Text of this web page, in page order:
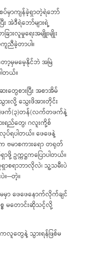
ာကျန်ခဲ့ရှာတဲ့ရဲဘော်
အဲဒီရဲဘော်များရဲ့
ြားလူမှုရေးအမျိူးမျိုး
ခဲ့တာပါ။
မှမမေ့နိုင်ဘဲ အမြဲ
ါတယ်။
တွေစားပြီး အစာအိမ်
းလို့ သွေးဖိအားတိုင်း
)ဖက်(၃)တန်(လက်တဖက်နဲ့
ရည်တွေ၊ ဂလူးကို့စ်
ပ်ရပါတယ်။ ဖေဖေနဲ့
မာစကားရော တရုတ်
ဥက္ကဋ္ဌကပြောပါတယ်။
ာစရာဘာလိုလဲ၊ သူ့သမီးပဲ
။—တဲ့။
မှာ ဖေဖေနောက်လိုက်ချင်
မတောင်းဆိုသင့်လို့
လူတွေနဲ့ သွားရန်ဖြစ်မ